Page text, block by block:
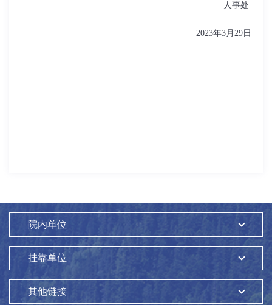
人事处
2023年3月 29 日
院内单位
挂靠单位
其他链接